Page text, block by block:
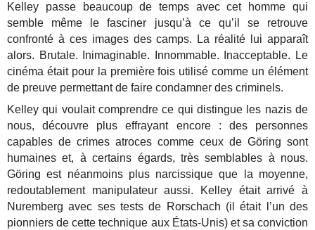
Kelley passe beaucoup de temps avec cet homme qui
semble même le fasciner jusqu’à ce qu’il se retrouve
confronté à ces images des camps. La réalité lui apparaît
alors. Brutale. Inimaginable. Innommable. Inacceptable. Le
cinéma était pour la première fois utilisé comme un élément
de preuve permettant de faire condamner des criminels.
Kelley qui voulait comprendre ce qui distingue les nazis de
nous, découvre plus effrayant encore : des personnes
capables de crimes atroces comme ceux de Göring sont
humaines et, à certains égards, très semblables à nous.
Göring est néanmoins plus narcissique que la moyenne,
redoutablement manipulateur aussi. Kelley était arrivé à
Nuremberg avec ses tests de Rorschach (il était l’un des
pionniers de cette technique aux États-Unis) et sa conviction